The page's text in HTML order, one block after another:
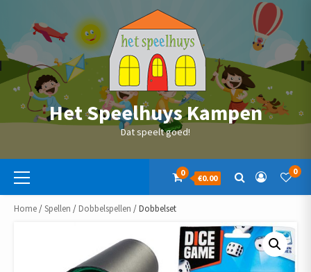
Het Speelhuys Kampen
Dat speelt goed!
Primaire
menu
0
€0.00
0
Home/Spellen / Dobbelspellen / Dobbelset